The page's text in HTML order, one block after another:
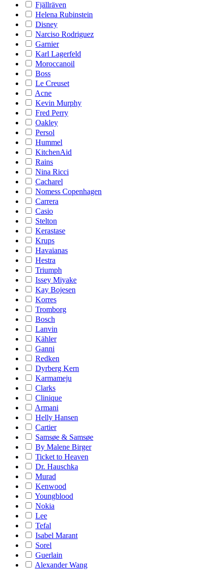
Fjällräven
Helena Rubinstein
Disney
Narciso Rodriguez
Garnier
Karl Lagerfeld
Moroccanoil
Boss
Le Creuset
Acne
Kevin Murphy
Fred Perry
Oakley
Persol
Hummel
KitchenAid
Rains
Nina Ricci
Cacharel
Nomess Copenhagen
Carrera
Casio
Stelton
Kerastase
Krups
Havaianas
Hestra
Triumph
Issey Miyake
Kay Bojesen
Korres
Tromborg
Bosch
Lanvin
Kähler
Ganni
Redken
Dyrberg Kern
Karmameju
Clarks
Clinique
Armani
Helly Hansen
Cartier
Samsøe & Samsøe
By Malene Birger
Ticket to Heaven
Dr. Hauschka
Murad
Kenwood
Youngblood
Nokia
Lee
Tefal
Isabel Marant
Sorel
Guerlain
Alexander Wang